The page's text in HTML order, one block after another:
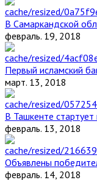
В Самаркандской
февраль. 19, 2018
Первый исламский
март. 13, 2018
В Ташкенте
февраль. 13, 2018
Объявлены
февраль. 14, 2018